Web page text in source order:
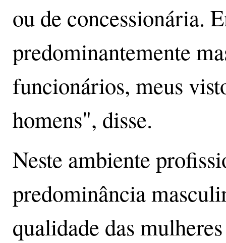
ou de concessionária.
predominantemente
funcionários, meus
homens", disse.
Neste ambiente
predominância
qualidade das